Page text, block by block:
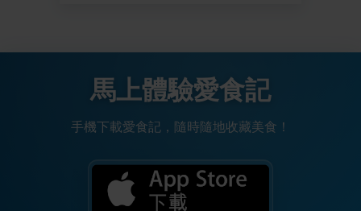
馬上體驗愛食記
手機下載愛食記，隨時隨地收藏美食！